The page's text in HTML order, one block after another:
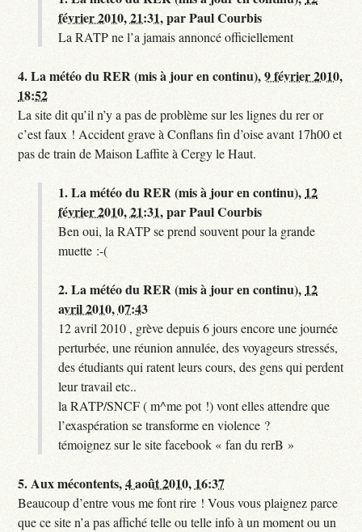
février 2010, 21:31,parPaul Courbis
La RATP ne l’a jamais annoncé officiellement
4.La météo du RER (mis à jour en continu),9 février 2010,
18:52
La site dit qu’il n’y a pas de problème sur les lignes du rer or
c’est faux ! Accident grave à Conflans fin d’oise avant 17h00 et
pas de train de Maison Laffite à Cergy le Haut.
1.La météo du RER (mis à jour en continu), 12
février 2010, 21:31,parPaul Courbis
Ben oui, la RATP se prend souvent pour la grande
muette :-(
2.La météo du RER (mis à jour en continu), 12
avril 2010, 07:43
12 avril 2010 , grève depuis 6 jours encore une journée
perturbée, une réunion annulée, des voyageurs stressés,
des étudiants qui ratent leurs cours, des gens qui perdent
leur travail etc..
la RATP/SNCF ( m^me pot !) vont elles attendre que
l’exaspération se transforme en violence ?
témoignez sur le site facebook « fan du rerB »
5.Aux mécontents,4 août 2010, 16:37
Beaucoup d’entre vous me font rire ! Vous vous plaignez parce
que ce site n’a pas affiché telle ou telle info à un moment ou un